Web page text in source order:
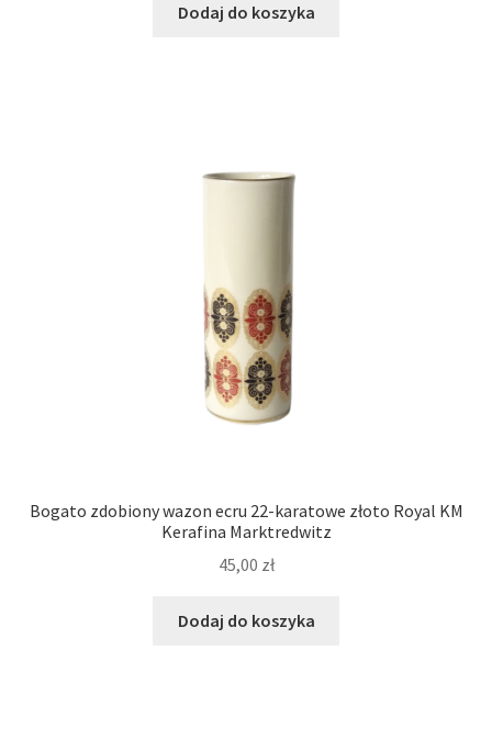
Dodaj do koszyka
Bogato zdobiony wazon ecru 22-karatowe złoto Royal KM
Kerafina Marktredwitz
45,00 zł
Dodaj do koszyka